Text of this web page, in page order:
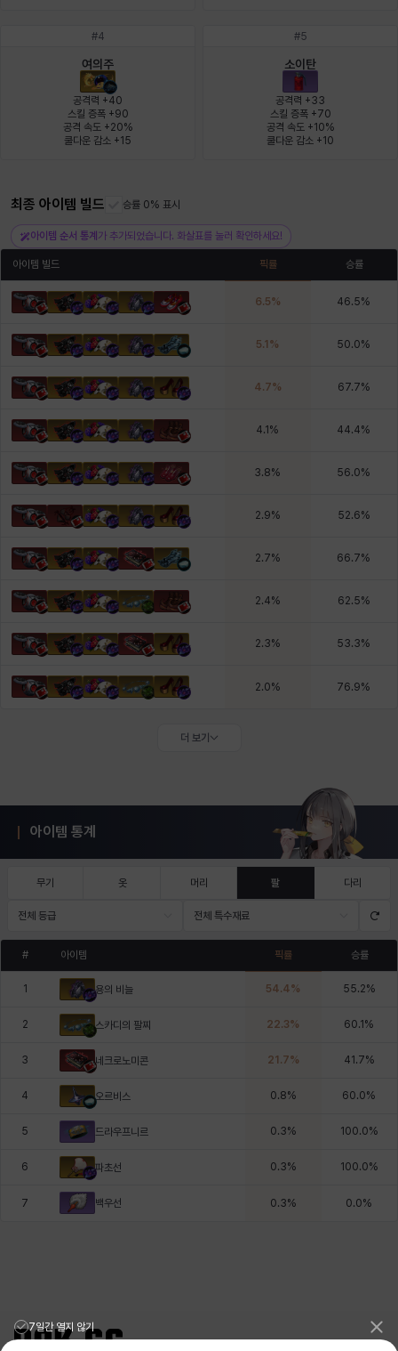
크레이버 타지아
펠릭스 피올로
헤이즈 헨리 현우
#4
여의주
공격력 +40
스킬 증폭 +90
공격 속도 +20%
쿨다운 감소 +15
#5
소이탄
공격력 +33
스킬 증폭 +70
공격 속도 +10%
쿨다운 감소 +10
최종 아이템 빌드 승률 0% 표시
아이템 순서 통계 가 추가되었습니다. 화살표를 눌러 확인하세요!
아이템 빌드 픽률 승률
6.5% 46.5%
5.1 % 50.0%
4.7% 67.7%
4.1 % 44.4%
3.8% 56.0%
2.9% 52.6%
2.7% 66.7%
2.4% 62.5%
2.3% 53.3%
2.0% 76.9%
더 보기
아이템 통계
무기 옷 머리 팔 다리
전체 등급 전체 특수재료
# 아이템 픽률 승률
1 용의 비늘 54.4% 55.2%
2 스카디의 팔찌 22.3% 60.1 %
3 네크로노미콘 21.7% 41.7%
4 오르비스 0.8% 60.0%
5 드라우프니르 0.3% 100.0%
6 파초선 0.3% 100.0%
7 백우선 0.3% 0.0%
7일간 열지 않기